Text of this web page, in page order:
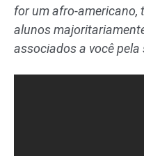
for um afro-americano,
alunos
associados a você pela